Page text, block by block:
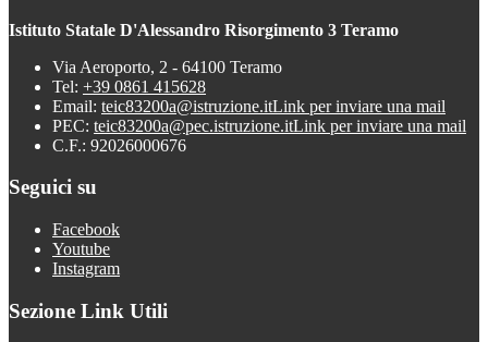
Istituto Statale D'Alessandro Risorgimento 3 Teramo
Via Aeroporto, 2 - 64100 Teramo
Tel: +39 0861 415628
Email: teic83200a@istruzione.itLink per inviare una mail
PEC: teic83200a@pec.istruzione.itLink per inviare una mail
C.F.: 92026000676
Seguici su
Facebook
Youtube
Instagram
Sezione Link Utili